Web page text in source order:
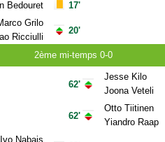
Bedouret
Grilo
Ricciulli
17'
20'
2ème mi-temps 0-0
Ivo Nabais
62'
62'
Jesse Kilo
Joona Veteli
Otto Tiitinen
Yiandro Raap